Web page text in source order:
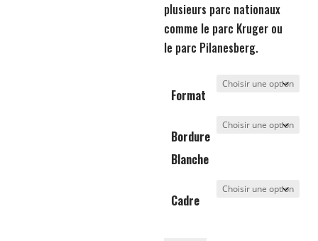
plusieurs parc nationaux
comme le parc Kruger ou
le parc Pilanesberg.
Format
Bordure
Blanche
Cadre